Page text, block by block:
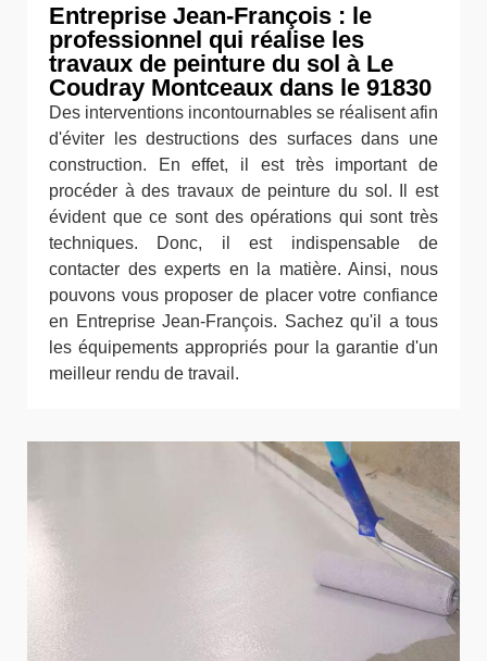
Entreprise Jean-François : le
professionnel qui réalise les
travaux de peinture du sol à Le
Coudray Montceaux dans le 91830
Des interventions incontournables se réalisent afin
d'éviter les destructions des surfaces dans une
construction. En effet, il est très important de
procéder à des travaux de peinture du sol. Il est
évident que ce sont des opérations qui sont très
techniques. Donc, il est indispensable de
contacter des experts en la matière. Ainsi, nous
pouvons vous proposer de placer votre confiance
en Entreprise Jean-François. Sachez qu'il a tous
les équipements appropriés pour la garantie d'un
meilleur rendu de travail.